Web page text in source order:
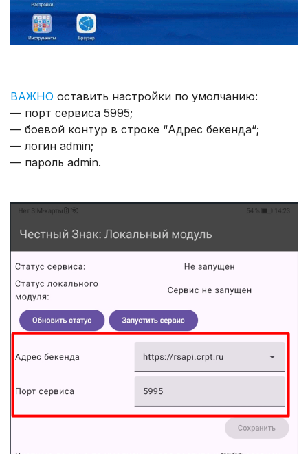
ВАЖНО оставить настройки по умолчанию:
— порт сервиса 5995;
— боевой контур в строке “Адрес бекенда“;
— логин admin;
— пароль admin.